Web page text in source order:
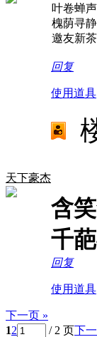
叶卷蝉
槐荫寻
邀友新
回复
使用道具
天下豪杰
含
千
回复
使用道具
下一页 »
12 / 2 页下